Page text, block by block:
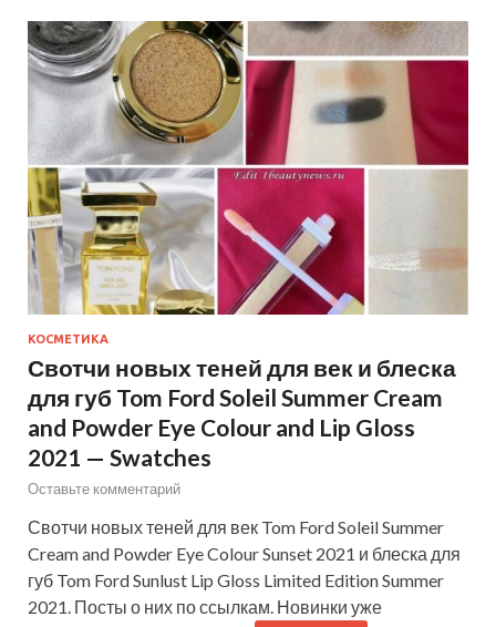
КОСМЕТИКА
Свотчи новых теней для век и блеска
для губ Tom Ford Soleil Summer Cream
and Powder Eye Colour and Lip Gloss
2021 — Swatches
Оставьте комментарий
Свотчи новых теней для век Tom Ford Soleil Summer
Cream and Powder Eye Colour Sunset 2021 и блеска для
губ Tom Ford Sunlust Lip Gloss Limited Edition Summer
2021. Посты о них по ссылкам. Новинки уже